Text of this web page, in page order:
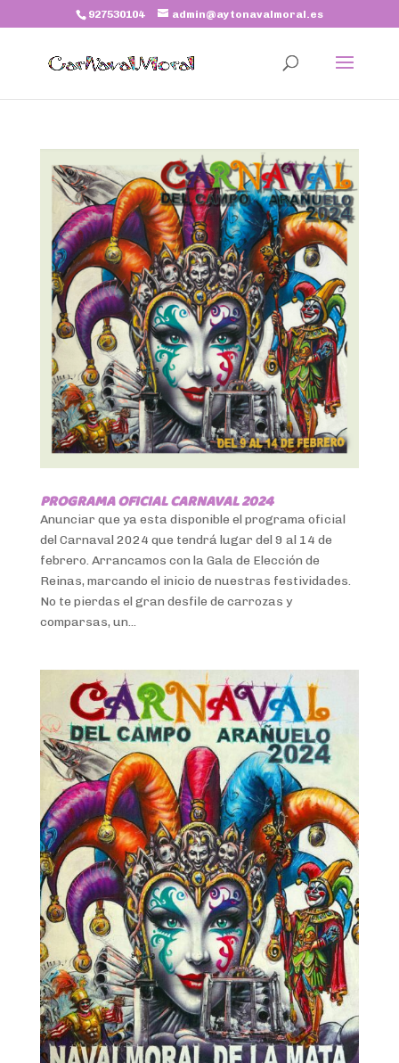
927530104 admin@aytonavalmoral.es
PROGRAMA OFICIAL CARNAVAL 2024
Anunciar que ya esta disponible el programa oficial
del Carnaval 2024 que tendrá lugar del 9 al 14 de
febrero. Arrancamos con la Gala de Elección de
Reinas, marcando el inicio de nuestras festividades.
No te pierdas el gran desfile de carrozas y
comparsas, un...